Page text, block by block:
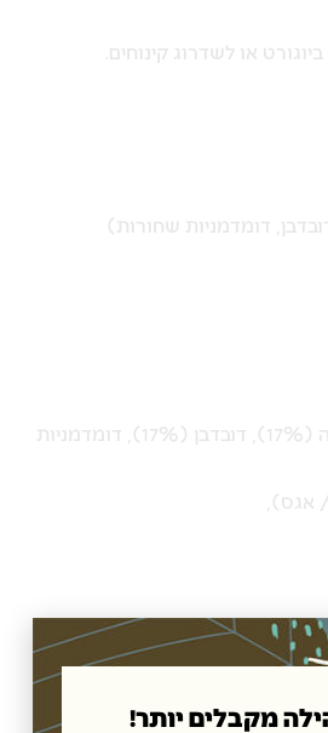
או לשדרוג קינוחים.
דומדמניות שחורות)
פירות (51%) [תות שדה (17%), דובדבן (17%), דומדמניות
אגס),
מקבלים יותר!